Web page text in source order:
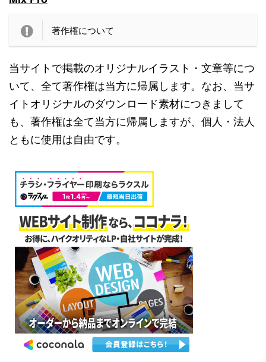
著作権について
当サイトで掲載のオリジナルイラスト・文章等につ
いて、全て著作権は当方に帰属します。なお、当サ
イトオリジナルのダウンロード素材につきまして
も、著作権は全て当方に帰属しますが、個人・法人
ともに使用は自由です。